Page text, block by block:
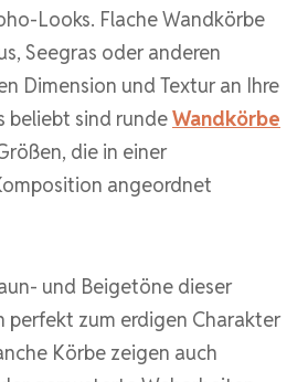
Looks. Flache Wandkörbe
Seegras oder anderen
Dimension und Textur an Ihre
beliebt sind rundeWandkörbe
die in einer
angeordnet
und Beigetöne dieser
perfekt zum erdigen Charakter
Körbe zeigen auch